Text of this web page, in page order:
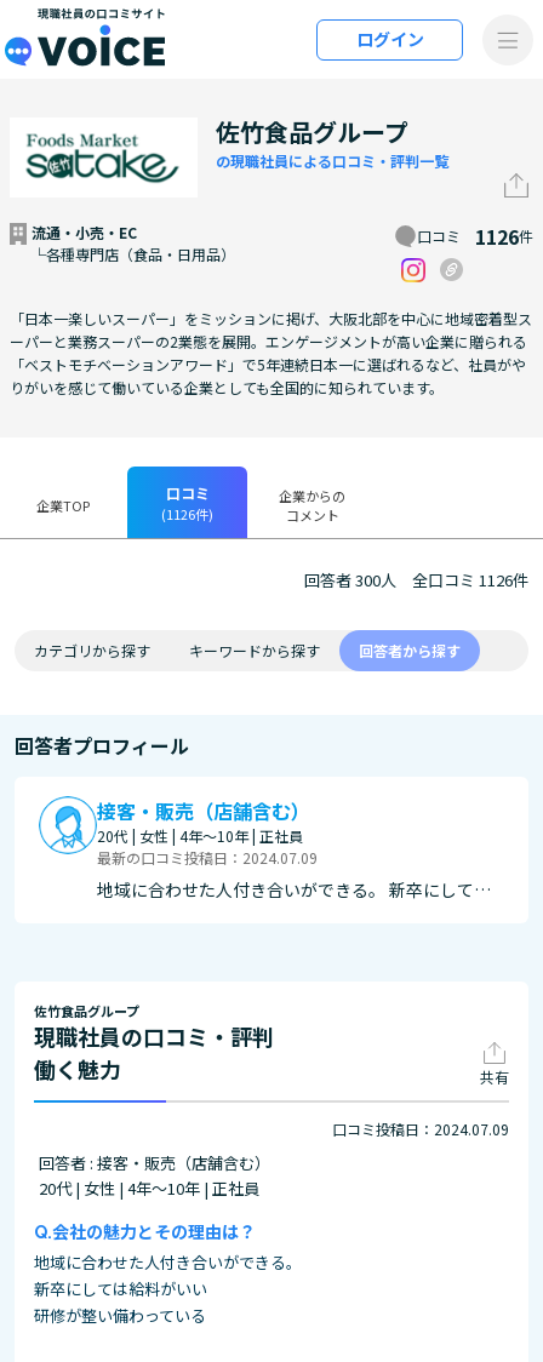
メインコンテンツにスキップ
ログイン
佐竹食品グループ
の現職社員による口コミ・評判一覧
流通・小売・EC
└各種専門店（食品・日用品）
口コミ 1126件
「日本一楽しいスーパー」をミッションに掲げ、大阪北部を中心に地域密着型ス
ーパーと業務スーパーの2業態を展開。エンゲージメントが高い企業に贈られる
「ベストモチベーションアワード」で5年連続日本一に選ばれるなど、社員がや
りがいを感じて働いている企業としても全国的に知られています。
企業TOP
口コミ
(1126件)
企業からの
コメント
回答者 300人 全口コミ 1126件
カテゴリから探す キーワードから探す 回答者から探す
回答者プロフィール
接客・販売（店舗含む）
20代 | 女性 | 4年～10年 | 正社員
最新の口コミ投稿日：2024.07.09
地域に合わせた人付き合いができる。 新卒にしては
佐竹食品グループ
現職社員の口コミ・評判
働く魅力
共有
口コミ投稿日：2024.07.09
回答者 : 接客・販売（店舗含む）
20代 | 女性 | 4年～10年 | 正社員
会社の魅力とその理由は？
地域に合わせた人付き合いができる。
新卒にしては給料がいい
研修が整い備わっている